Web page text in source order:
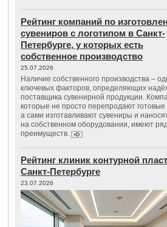
Рейтинг компаний по
сувениров с логотипом в Санкт-
Петербурге, у которых есть
собственное производство
25.07.2026
Наличие собственного производства –
ключевых факторов, определяющих
поставщика сувенирной продукции.
которые не просто перепродают
а сами изготавливают сувениры и
на собственном оборудовании, имеют
преимуществ.
Рейтинг клиник контурной
Санкт-Петербурге
23.07.2026